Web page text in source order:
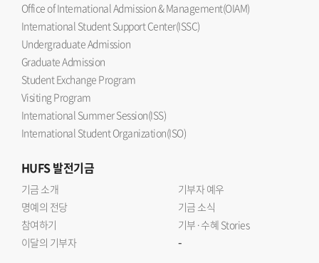
Office of International Admission & Management(OIAM)
International Student Support Center(ISSC)
Undergraduate Admission
Graduate Admission
Student Exchange Program
Visiting Program
International Summer Session(ISS)
International Student Organization(ISO)
HUFS발전기금
기금 소개
기부자 예우
명예의 전당
기금 소식
참여하기
기부·수혜 Stories
이달의 기부자
-